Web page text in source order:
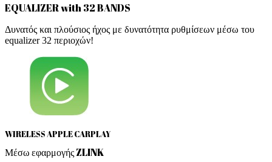
EQUALIZER with 32 BANDS
Δυνατός και πλούσιος ήχος με δυνατότητα ρυθμίσεων μέσω του
equalizer 32 περιοχών!
WIRELESS APPLE CARPLAY
Μέσω εφαρμογής ZLINK